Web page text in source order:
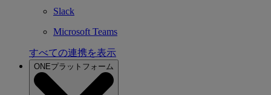
Slack
Microsoft Teams
すべての連携を表示
ONEプラットフォーム